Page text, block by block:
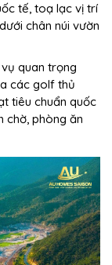
tế, toạ lạc vị trí
chân núi vườn
quan trọng
các golf thủ
tiêu chuẩn quốc
chờ, phòng ăn